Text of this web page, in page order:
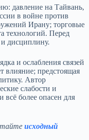
давление на Тайвань,
в войне против
Ирану; торговые
технологий. Перед
дисциплину.
и ослабления связей
предстоящая
Автор
слабости и
более опасен для
исходный